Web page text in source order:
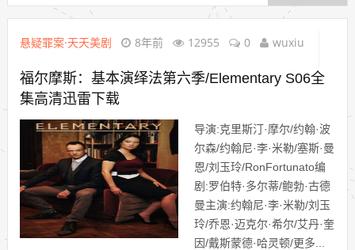
悬疑罪案·天天美剧 8年前 12955 0 wuxiu
福尔摩斯：基本演绎法第六季/Elementary S06全
集高清迅雷下载
导演:克里斯汀·摩尔/约翰·波
尔森/约翰尼·李·米勒/塞斯·曼
恩/刘玉玲/RonFortunato编
剧:罗伯特·多尔蒂/鲍勃·古德
曼主演:约翰尼·李·米勒/刘玉
玲/乔恩·迈克尔·希尔/艾丹·奎
因/戴斯蒙德·哈灵顿/更多...